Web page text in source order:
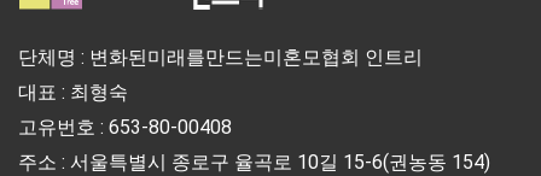
단체명 : 변화된미래를만드는미혼모협회 인트리
대표 : 최형숙
고유번호 : 653-80-00408
주소 : 서울특별시 종로구 율곡로 10길 15-6(권농동 154)